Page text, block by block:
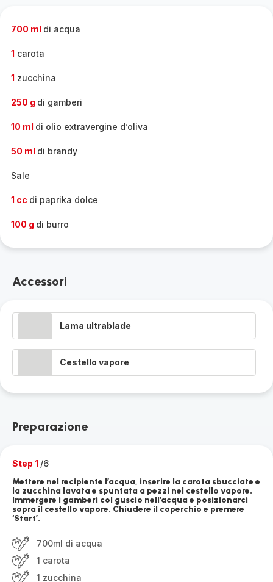
700 ml di acqua
1 carota
1 zucchina
250 g di gamberi
10 ml di olio extravergine d’oliva
50 ml di brandy
Sale
1 cc di paprika dolce
100 g di burro
Accessori
Lama ultrablade
Cestello vapore
Preparazione
Step 1 /6
Mettere nel recipiente l’acqua, inserire la carota sbucciate e
la zucchina lavata e spuntata a pezzi nel cestello vapore.
Immergere i gamberi col guscio nell’acqua e posizionarci
sopra il cestello vapore. Chiudere il coperchio e premere
‘Start’.
700ml di acqua
1 carota
1 zucchina